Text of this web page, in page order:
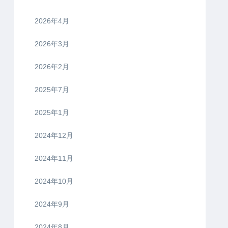
2026年4月
2026年3月
2026年2月
2025年7月
2025年1月
2024年12月
2024年11月
2024年10月
2024年9月